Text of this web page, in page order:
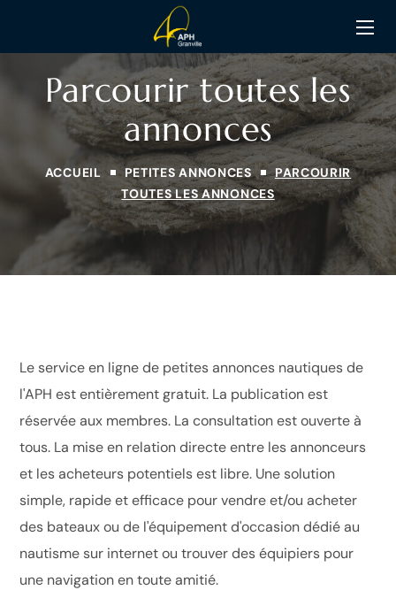
Parcourir toutes les
annonces
ACCUEIL PETITES ANNONCES
PARCOURIR
TOUTES LES ANNONCES
Le service en ligne de petites annonces nautiques de
l'APH est entièrement gratuit. La publication est
réservée aux membres. La consultation est ouverte à
tous. La mise en relation directe entre les annonceurs
et les acheteurs potentiels est libre. Une solution
simple, rapide et efficace pour vendre et/ou acheter
des bateaux ou de l'équipement d'occasion dédié au
nautisme sur internet ou trouver des équipiers pour
une navigation en toute amitié.